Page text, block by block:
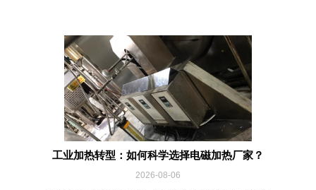
工业加热转型：如何科学选择电磁加热厂家？
2026-08-06